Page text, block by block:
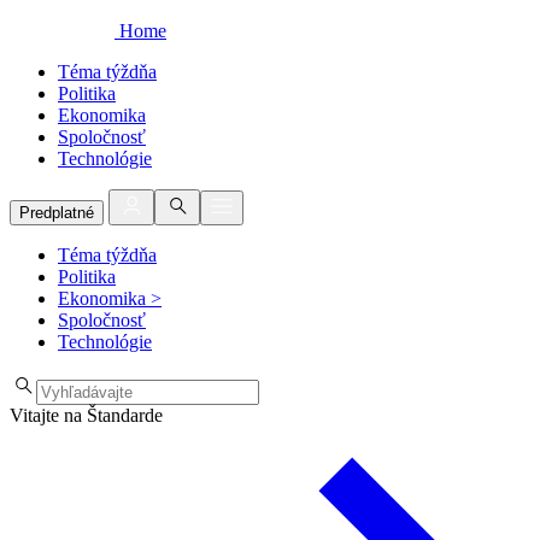
Home
Téma týždňa
Politika
Ekonomika
Spoločnosť
Technológie
Predplatné
Téma týždňa
Politika
Ekonomika >
Spoločnosť
Technológie
Vitajte na Štandarde